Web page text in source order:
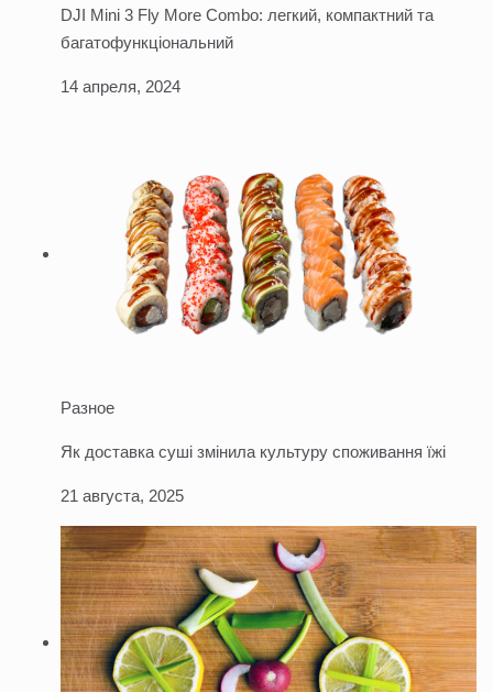
DJI Mini 3 Fly More Combo: легкий, компактний та
багатофункціональний
14 апреля, 2024
Разное
Як доставка суші змінила культуру споживання їжі
21 августа, 2025